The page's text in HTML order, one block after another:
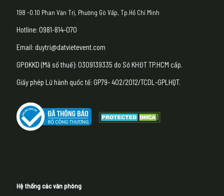
198 -0.10 Phan Văn Trị, Phường Gò Vấp, Tp.Hồ Chí Minh
Hotline: 0981-814-070
Email: duytri@datvietevent.com
GPĐKKD (Mã số thuế): 0309139335 do Sở KHĐT TP.HCM cấp.
Giấy phép Lữ hành quốc tế: GP79- 402/2012/TCDL-GPLHQT.
Hệ thống các văn phòng